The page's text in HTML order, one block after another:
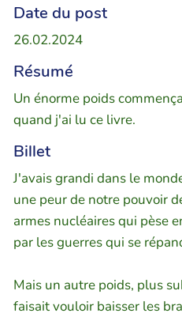
Date du post
26.02.2024
Résumé
Un énorme poids
quand j'ai lu ce livre.
Billet
J'avais grandi dans le
une peur de notre pouvoir
armes nucléaires qui pèse
par les guerres qui se
Mais un autre poids, plus
faisait vouloir baisser les